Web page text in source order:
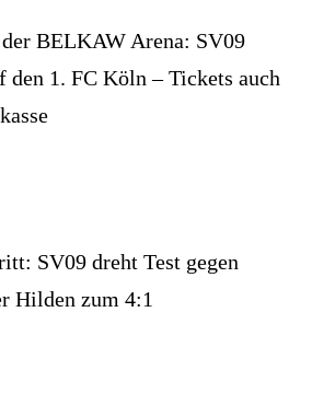
BELKAW Arena: SV09
den 1. FC Köln – Tickets auch
SV09 dreht Test gegen
Hilden zum 4:1